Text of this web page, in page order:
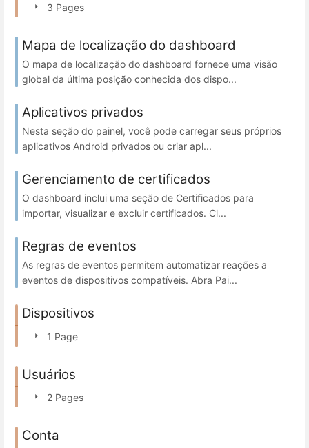
3 Pages
Mapa de localização do dashboard
O mapa de localização do dashboard fornece uma visão
global da última posição conhecida dos dispo...
Aplicativos privados
Nesta seção do painel, você pode carregar seus próprios
aplicativos Android privados ou criar apl...
Gerenciamento de certificados
O dashboard inclui uma seção de Certificados para
importar, visualizar e excluir certificados. Cl...
Regras de eventos
As regras de eventos permitem automatizar reações a
eventos de dispositivos compatíveis. Abra Pai...
Dispositivos
1 Page
Usuários
2 Pages
Conta